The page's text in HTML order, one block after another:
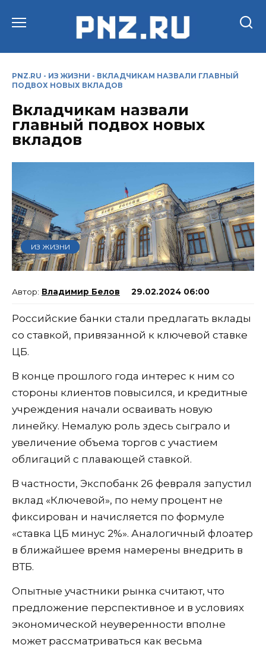
PNZ.RU - ИЗ ЖИЗНИ - ВКЛАДЧИКАМ НАЗВАЛИ ГЛАВНЫЙ
ПОДВОХ НОВЫХ ВКЛАДОВ
Вкладчикам назвали
главный подвох новых
вкладов
ИЗ ЖИЗНИ
Владимир Белов 29.02.2024 06:00
Российские банки стали предлагать вклады
со ставкой, привязанной к ключевой ставке
ЦБ.
В конце прошлого года интерес к ним со
стороны клиентов повысился, и кредитные
учреждения начали осваивать новую
линейку. Немалую роль здесь сыграло и
увеличение объема торгов с участием
облигаций с плавающей ставкой.
В частности, Экспобанк 26 февраля запустил
вклад «Ключевой», по нему процент не
фиксирован и начисляется по формуле
«ставка ЦБ минус 2%». Аналогичный флоатер
в ближайшее время намерены внедрить в
ВТБ.
Опытные участники рынка считают, что
предложение перспективное и в условиях
экономической неуверенности вполне
может рассматриваться как весьма